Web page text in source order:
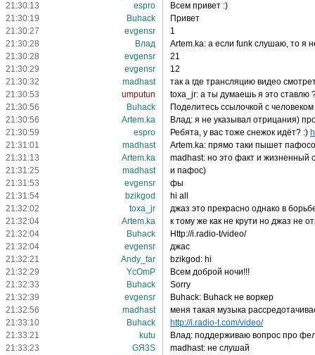
21:30:13
espro
Всем привет :)
21:30:19
Buhack
Привет
21:30:27
evgensr
1
21:30:28
Влад
Artem.ka: а если funk слушаю, то я
21:30:28
evgensr
21
21:30:29
evgensr
12
21:30:32
madhast
так а где трансляцию видео
21:30:53
umputun
toxa_jr: а ты думаешь я это ставлю
21:30:56
Buhack
Поделитесь ссылочкой с человеком
21:30:56
Artem.ka
Влад: я не указывал отрицания)
21:30:59
espro Ребята, у вас тоже снежок идёт? :)
21:31:01
madhast
Artem.ka: прямо таки пышет
21:31:13
Artem.ka
madhast: но это факт и жизненный
21:31:25
madhast
и пафос)
21:31:53
evgensr
фы
21:31:54
bzikgod
hi all
21:32:02
toxa_jr
джаз это прекрасно однако в
21:32:04
Artem.ka
к тому же как не крути но джаз не
21:32:04
Buhack
Http://i.radio-t/video/
21:32:04
evgensr
джас
21:32:21
Andy_far
bzikgod: hi
21:32:29
YcOmP
Всем доброй ночи!!!
21:32:33
Buhack
Sorry
21:32:39
evgensr
Buhack: Buhack не воркер
21:32:56
madhast
меня такая музыка
21:33:10
Buhack
http://i.radio-t.com/video/
21:33:21
kutu
Влад: поддерживаю вопрос про
21:33:23
GЯ3S
madhast: не слушай